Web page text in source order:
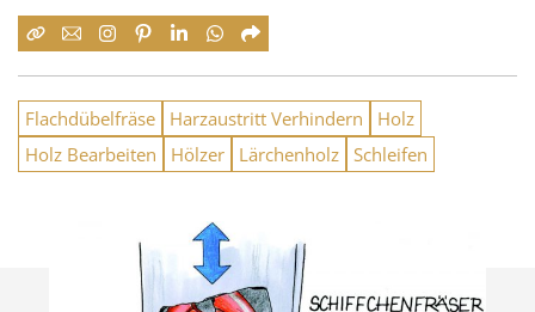
Flachdübelfräse Harzaustritt Verhindern
Holz
Holz Bearbeiten
Hölzer Lärchenholz Schleifen